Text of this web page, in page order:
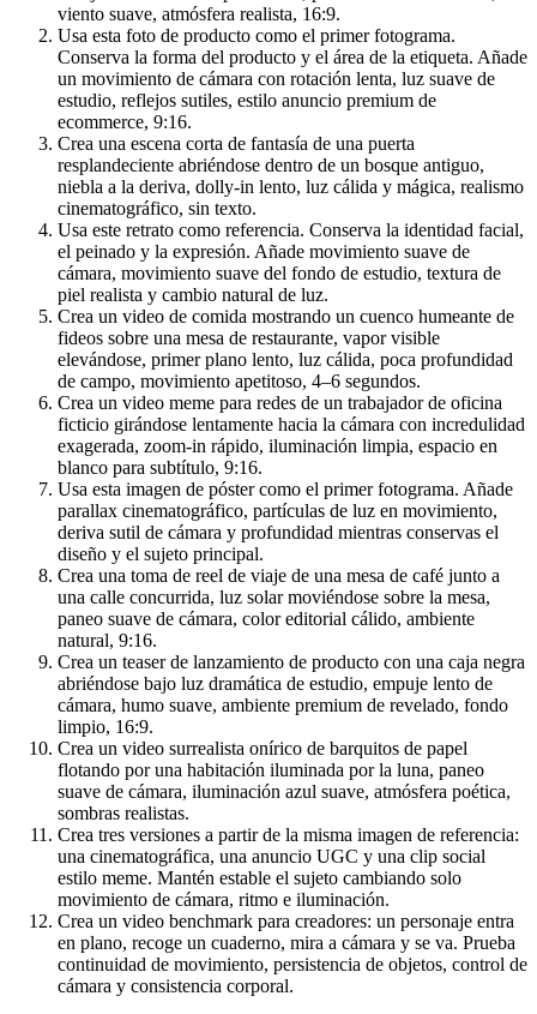
viento suave, atmósfera realista, 16:9.
Usa esta foto de producto como el primer fotograma.
Conserva la forma del producto y el área de la etiqueta. Añade
un movimiento de cámara con rotación lenta, luz suave de
estudio, reflejos sutiles, estilo anuncio premium de
ecommerce, 9:16.
Crea una escena corta de fantasía de una puerta
resplandeciente abriéndose dentro de un bosque antiguo,
niebla a la deriva, dolly-in lento, luz cálida y mágica, realismo
cinematográfico, sin texto.
Usa este retrato como referencia. Conserva la identidad facial,
el peinado y la expresión. Añade movimiento suave de
cámara, movimiento suave del fondo de estudio, textura de
piel realista y cambio natural de luz.
Crea un video de comida mostrando un cuenco humeante de
fideos sobre una mesa de restaurante, vapor visible
elevándose, primer plano lento, luz cálida, poca profundidad
de campo, movimiento apetitoso, 4–6 segundos.
Crea un video meme para redes de un trabajador de oficina
ficticio girándose lentamente hacia la cámara con incredulidad
exagerada, zoom-in rápido, iluminación limpia, espacio en
blanco para subtítulo, 9:16.
Usa esta imagen de póster como el primer fotograma. Añade
parallax cinematográfico, partículas de luz en movimiento,
deriva sutil de cámara y profundidad mientras conservas el
diseño y el sujeto principal.
Crea una toma de reel de viaje de una mesa de café junto a
una calle concurrida, luz solar moviéndose sobre la mesa,
paneo suave de cámara, color editorial cálido, ambiente
natural, 9:16.
Crea un teaser de lanzamiento de producto con una caja negra
abriéndose bajo luz dramática de estudio, empuje lento de
cámara, humo suave, ambiente premium de revelado, fondo
limpio, 16:9.
Crea un video surrealista onírico de barquitos de papel
flotando por una habitación iluminada por la luna, paneo
suave de cámara, iluminación azul suave, atmósfera poética,
sombras realistas.
Crea tres versiones a partir de la misma imagen de referencia:
una cinematográfica, una anuncio UGC y una clip social
estilo meme. Mantén estable el sujeto cambiando solo
movimiento de cámara, ritmo e iluminación.
Crea un video benchmark para creadores: un personaje entra
en plano, recoge un cuaderno, mira a cámara y se va. Prueba
continuidad de movimiento, persistencia de objetos, control de
cámara y consistencia corporal.